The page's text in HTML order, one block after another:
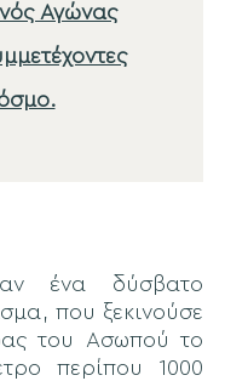
Αγώνας
ένα δύσβατο
που ξεκινούσε
του Ασωπού το
περίπου 1000